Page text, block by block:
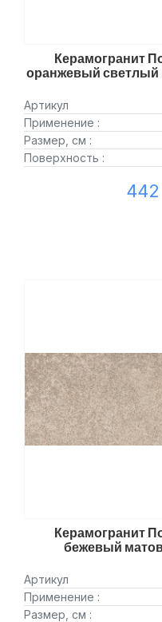
Керамогранит
оранжевый светлый
Артикул
Применение :
Размер, см :
Поверхность :
Керамогранит
бежевый
Артикул
Применение :
Размер, см :